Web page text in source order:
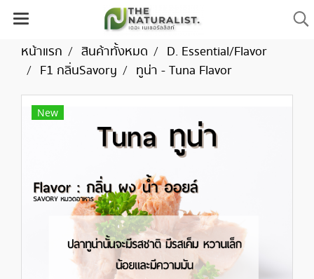
หน้าแรก สินค้าทั้งหมด
D. Essential/Flavor
F1 กลิ่นSavory
ทูน่า - Tuna Flavor
New